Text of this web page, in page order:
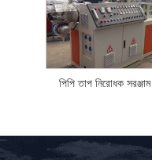
পিপি তাপ নিরোধক সরঞ্জাম